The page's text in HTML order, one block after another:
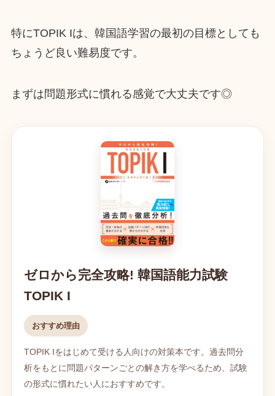
特にTOPIK Iは、韓国語学習の最初の目標としても
ちょうど良い難易度です。
まずは問題形式に慣れる感覚で大丈夫です◎
ゼロから完全攻略! 韓国語能力試験
TOPIK I
おすすめ理由
TOPIK Iをはじめて受ける人向けの対策本です。過去問分
析をもとに問題パターンごとの解き方を学べるため、試験
の形式に慣れたい人におすすめです。